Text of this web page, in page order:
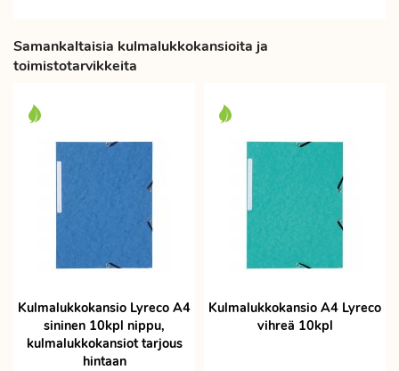
Samankaltaisia kulmalukkokansioita ja
toimistotarvikkeita
Kulmalukkokansio Lyreco A4
sininen 10kpl nippu,
kulmalukkokansiot tarjous
hintaan
Kulmalukkokansio A4 Lyreco
vihreä 10kpl